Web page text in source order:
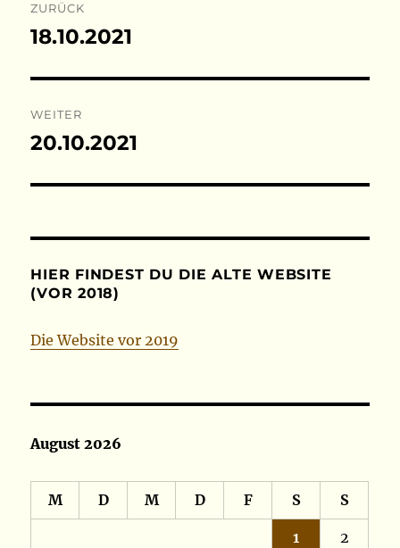
ZURÜCK
Vorheriger
18.10.2021
WEITER
Nächster
20.10.2021
HIER FINDEST DU DIE ALTE WEBSITE
(VOR 2018)
Die Website vor 2019
August 2026
M D M D F S S
1 2